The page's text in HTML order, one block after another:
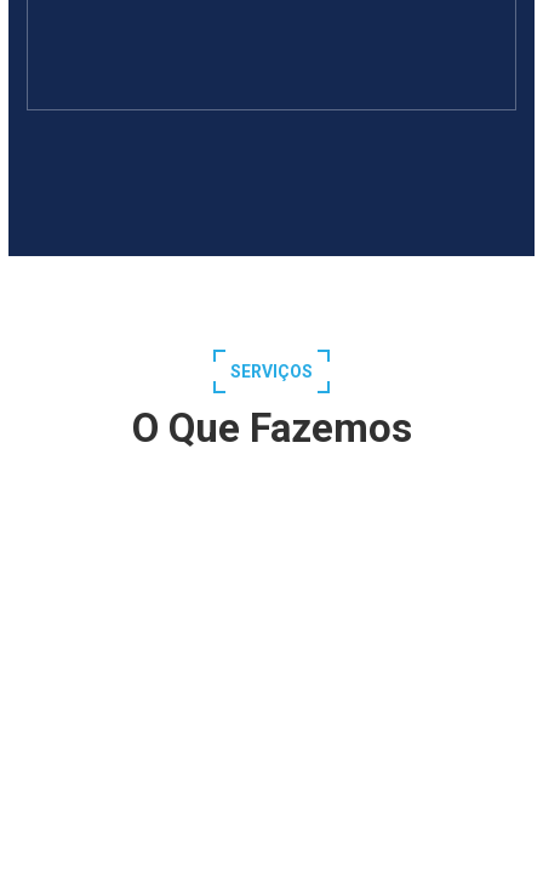
SERVIÇOS
O Que Fazemos